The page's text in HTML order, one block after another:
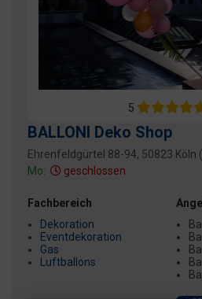
5
BALLONI Deko Shop
Ehrenfeldgürtel 88-94, 50823 Köln
Mo:
geschlossen
Fachbereich
Dekoration
Eventdekoration
Gas
Luftballons